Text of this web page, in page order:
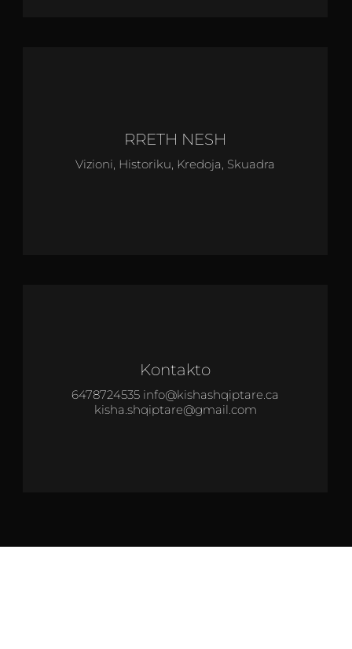
RRETH NESH
Vizioni, Historiku, Kredoja, Skuadra
Kontakto
6478724535 info@kishashqiptare.ca
kisha.shqiptare@gmail.com